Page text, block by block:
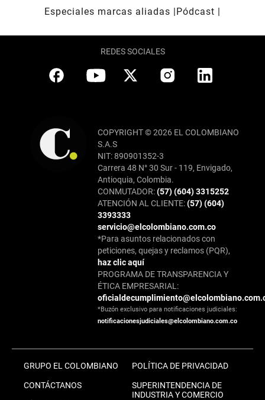
Especiales marcas aliadas
Pódcast
REDES SOCIALES
COPYRIGHT © 2026 EL COLOMBIANO
S.A.S
NIT: 890901352-3
Carrera 48 N° 30 Sur - 119, Envigado,
Antioquia, Colombia.
CONMUTADOR:(57) (604) 3315252
ATENCIÓN AL CLIENTE:(57) (604)
3393333
servicio@elcolombiano.com.co
*Para asuntos relacionados con
peticiones, quejas y reclamos (PQR),
haz clic aquí
PROGRAMA DE TRANSPARENCIA Y
ÉTICA EMPRESARIAL:
*Buzón exclusivo para notificaciones judiciales:
notificacionesjudiciales@elcolombiano.com.co
GRUPO EL COLOMBIANO
CONTÁCTANOS
POLÍTICA DE PRIVACIDAD
SUPERINTENDENCIA DE
INDUSTRIA Y COMERCIO